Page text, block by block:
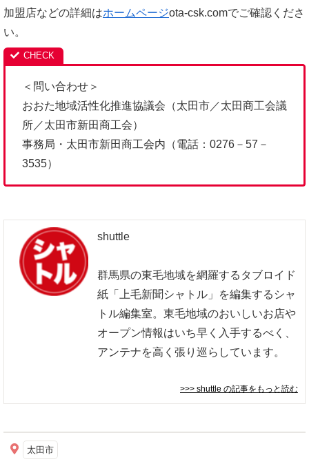
加盟店などの詳細はホームページota-csk.comでご確認くださ
い。
＜問い合わせ＞
おおた地域活性化推進協議会（太田市／太田商工会議
所／太田市新田商工会）
事務局・太田市新田商工会内（電話：0276－57－
3535）
shuttle
群馬県の東毛地域を網羅するタブロイド
紙「上毛新聞シャトル」を編集するシャ
トル編集室。東毛地域のおいしいお店や
オープン情報はいち早く入手するべく、
アンテナを高く張り巡らしています。
>>> shuttle の記事をもっと読む
太田市